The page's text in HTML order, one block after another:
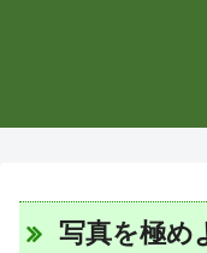
写真を極め